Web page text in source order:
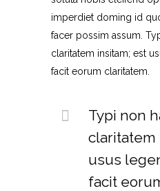
imperdiet doming id
facer possim assum.
claritatem insitam; est
facit eorum claritatem.
Typi non
claritatem
usus
facit